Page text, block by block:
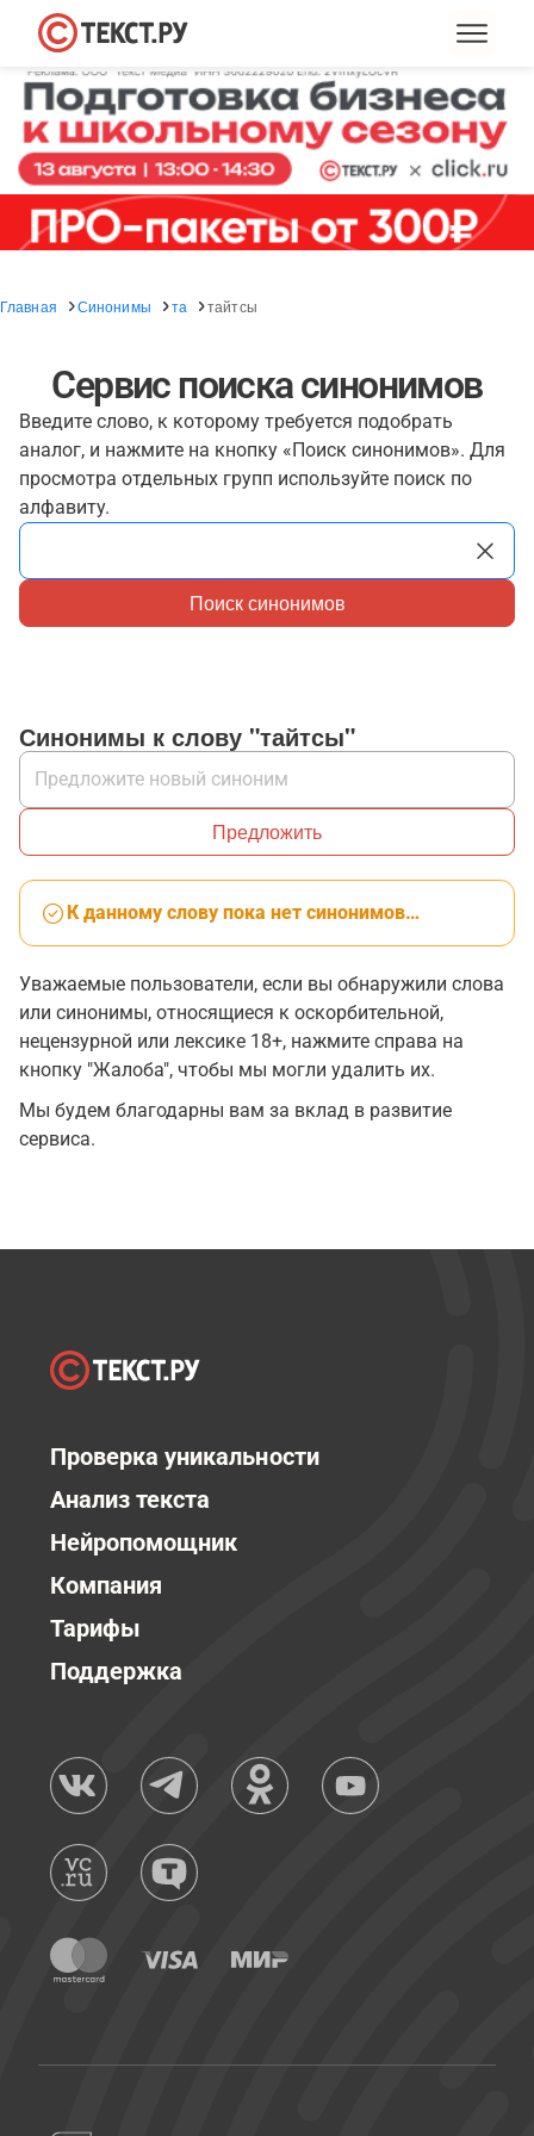
Главная Синонимы та тайтсы
Сервис поиска синонимов
Введите слово, к которому требуется подобрать
аналог, и нажмите на кнопку «Поиск синонимов». Для
просмотра отдельных групп используйте поиск по
алфавиту.
Поиск синонимов
Синонимы к слову "тайтсы"
Предложить
К данному слову пока нет синонимов…
Уважаемые пользователи, если вы обнаружили слова
или синонимы, относящиеся к оскорбительной,
нецензурной или лексике 18+, нажмите справа на
кнопку "Жалоба", чтобы мы могли удалить их.
Мы будем благодарны вам за вклад в развитие
сервиса.
Проверка уникальности
Анализ текста
Нейропомощник
Компания
Тарифы
Поддержка